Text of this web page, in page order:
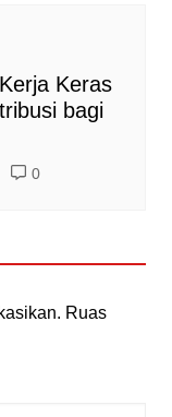
Keras
bagi
0
Ruas